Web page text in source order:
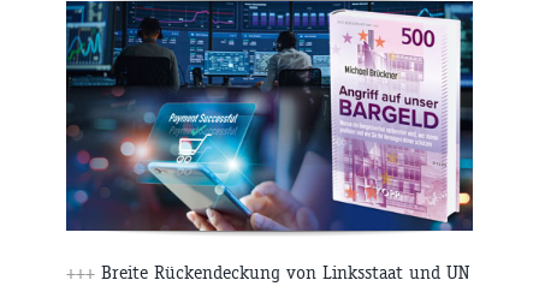
+++ Breite Rückendeckung von Linksstaat und UN